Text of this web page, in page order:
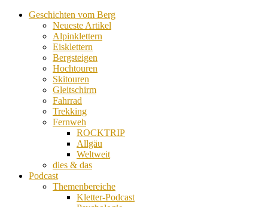
Geschichten vom Berg
Neueste Artikel
Alpinklettern
Eisklettern
Bergsteigen
Hochtouren
Skitouren
Gleitschirm
Fahrrad
Trekking
Fernweh
ROCKTRIP
Allgäu
Weltweit
dies & das
Podcast
Themenbereiche
Kletter-Podcast